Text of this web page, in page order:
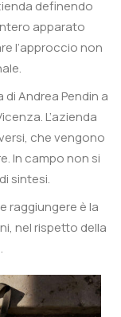
definendo
apparato
l’approccio non
di Andrea Pendin a
L’azienda
che vengono
In campo non si
sintesi.
raggiungere è la
nel rispetto della